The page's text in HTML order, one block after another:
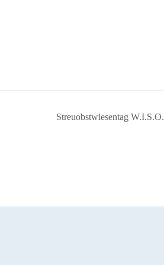
Streuobstwiesentag W.I.S.O.